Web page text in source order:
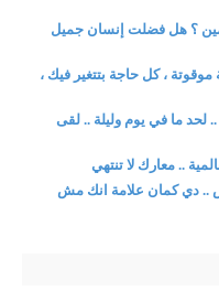
مين ؟ هل فضلت إنسان جميل
، كل حاجة بتتغير فيك ،
ما في يوم وليلة .. لقى
.. معارك لا تنتهي
.. دي كمان علامة انك مش